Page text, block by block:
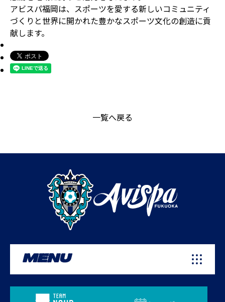
アビスパ福岡は、スポーツを愛する新しいコミュニティ
づくりと世界に開かれた豊かなスポーツ文化の創造に貢
献します。
一覧へ戻る
MENU